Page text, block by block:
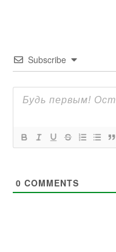
Subscribe
0 COMMENTS